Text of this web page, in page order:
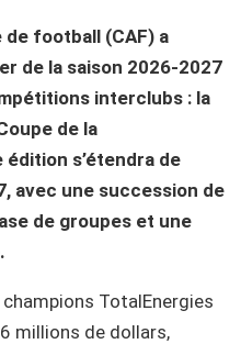
football (CAF) a
de la saison 2026-2027
interclubs : la
de la
s’étendra de
avec une succession de
de groupes et une
TotalEnergies
millions de dollars,